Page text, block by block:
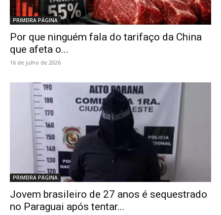
PRIMEIRA PÁGINA
Por que ninguém fala do tarifaço da China
que afeta o...
16 de julho de 2026
PRIMEIRA PÁGINA
Jovem brasileiro de 27 anos é sequestrado
no Paraguai após tentar...